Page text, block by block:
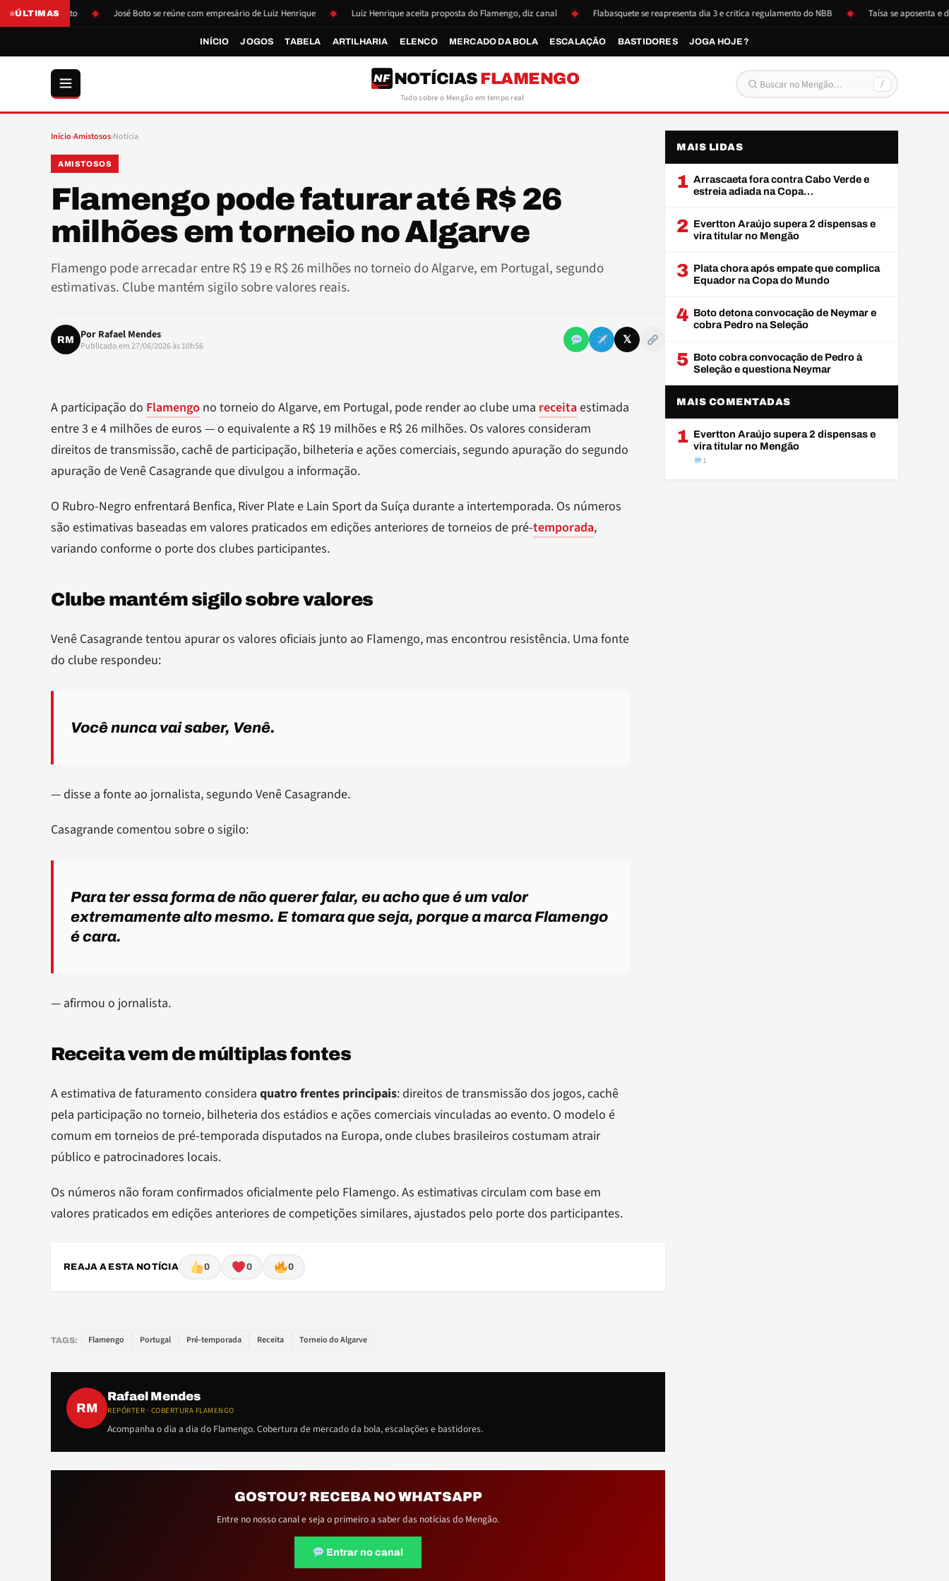
ÚLTIMAS
de Boto José Boto se reúne com empresário de Luiz Henrique Luiz Henrique aceita proposta do Flamengo, diz canal Flabasquete se reapresenta dia 3 e critica regulamento do NBB Taísa se aposenta e doa
INÍCIO JOGOS TABELA ARTILHARIA ELENCO MERCADO DA BOLA ESCALAÇÃO BASTIDORES JOGA HOJE?
NF NOTÍCIAS FLAMENGO
Tudo sobre o Mengão em tempo real Buscar por: /
Início›Amistosos›Notícia
AMISTOSOS
Flamengo pode faturar até R$ 26
milhões em torneio no Algarve
Flamengo pode arrecadar entre R$ 19 e R$ 26 milhões no torneio do Algarve, em Portugal, segundo
estimativas. Clube mantém sigilo sobre valores reais.
RM Por Rafael Mendes
Publicado em 27/06/2026 às 10h56
𝕏
A participação do Flamengo no torneio do Algarve, em Portugal, pode render ao clube uma receitaestimada
entre 3 e 4 milhões de euros — o equivalente a R$ 19 milhões e R$ 26 milhões. Os valores consideram
direitos de transmissão, cachê de participação, bilheteria e ações comerciais, segundo apuração do segundo
apuração de Venê Casagrande que divulgou a informação.
O Rubro-Negro enfrentará Benfica, River Plate e Lain Sport da Suíça durante a intertemporada. Os números
são estimativas baseadas em valores praticados em edições anteriores de torneios de pré-temporada,
variando conforme o porte dos clubes participantes.
Clube mantém sigilo sobre valores
Venê Casagrande tentou apurar os valores oficiais junto ao Flamengo, mas encontrou resistência. Uma fonte
do clube respondeu:
Você nunca vai saber, Venê.
— disse a fonte ao jornalista, segundo Venê Casagrande.
Casagrande comentou sobre o sigilo:
Para ter essa forma de não querer falar, eu acho que é um valor
extremamente alto mesmo. E tomara que seja, porque amarca Flamengo
é cara.
— afirmou o jornalista.
Receita vem de múltiplas fontes
A estimativa de faturamento considera quatro frentes principais: direitos de transmissão dos jogos, cachê
pela participação no torneio, bilheteria dos estádios e ações comerciais vinculadas ao evento. O modelo é
comum em torneios de pré-temporada disputados na Europa, onde clubes brasileiros costumam atrair
público e patrocinadores locais.
Os números não foram confirmados oficialmente pelo Flamengo. As estimativas circulam com base em
valores praticados em edições anteriores de competições similares, ajustados pelo porte dos participantes.
REAJA A ESTA NOTÍCIA 0 0 0
TAGS: Flamengo Portugal Pré-temporada Receita Torneio do Algarve
RM
Rafael Mendes
REPÓRTER · COBERTURA FLAMENGO
Acompanha o dia a dia do Flamengo. Cobertura de mercado da bola, escalações e bastidores.
GOSTOU? RECEBA NO WHATSAPP
Entre no nosso canal e seja o primeiro a saber das notícias do Mengão.
Entrar no canal
MAIS LIDAS
1 Arrascaeta fora contra Cabo Verde e
estreia adiada na Copa…
2 Evertton Araújo supera 2 dispensas e
vira titular no Mengão
3 Plata chora após empate que complica
Equador na Copa do Mundo
4 Boto detona convocação de Neymar e
cobra Pedro na Seleção
5 Boto cobra convocação de Pedro à
Seleção e questiona Neymar
MAIS COMENTADAS
1 Evertton Araújo supera 2 dispensas e
vira titular no Mengão
1